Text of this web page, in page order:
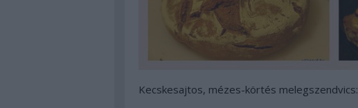
Kecskesajtos, mézes-körtés melegszendvics: